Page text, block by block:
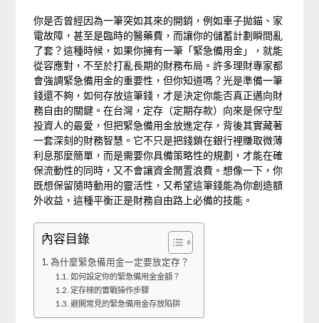
你是否曾經因為一筆突如其來的開銷，例如車子拋錨、家
電故障，甚至是臨時的醫藥費，而讓你的儲蓄計劃瞬間亂
了套？這種時候，如果你擁有一筆「緊急備用金」，就能
從容應對，不至於打亂長期的財務布局。許多理財專家都
會強調緊急備用金的重要性，但你知道嗎？光是準備一筆
錢還不夠，如何存放這筆錢，才是決定你能否真正邁向財
務自由的關鍵。在台灣，定存（定期存款）向來是保守型
投資人的最愛，但把緊急備用金放進定存，背後其實藏著
一套深刻的財務智慧。它不只是把錢鎖在銀行裡賺取微薄
利息那麼簡單，而是需要你具備策略性的規劃，才能在確
保流動性的同時，又不會讓資金閒置浪費。想像一下，你
既想保留隨時動用的靈活性，又希望這筆錢能為你創造額
外收益，這種平衡正是財務自由路上必備的技能。
內容目錄
為什麼緊急備用金一定要放定存？
如何設定你的緊急備用金金額？
定存梯的實戰操作步驟
避開常見的緊急備用金存放陷阱